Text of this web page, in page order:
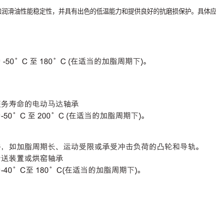
滑油性能稳定性，并具有出色的低温能力和提供良好的抗磨损保护。具体
-50°C 至 180°C (在适当的加脂周期下)。
寿命的电动马达轴承
-50°C 至200°C (在适当的加脂周期下)。
如加脂周期长、运动受限或承受冲击负荷的凸轮和导轨。
装置或烘窑轴承
-40°C至 180°C(在适当的加脂周期下)。